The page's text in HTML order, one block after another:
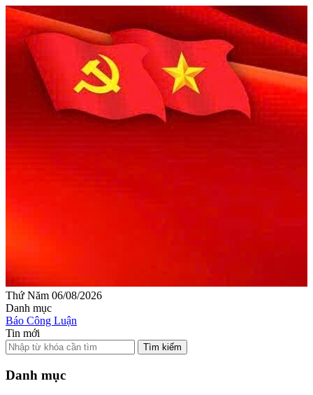
Thứ Năm 06/08/2026
Danh mục
Báo Công Luận
Tin mới
Tìm kiếm
Danh mục